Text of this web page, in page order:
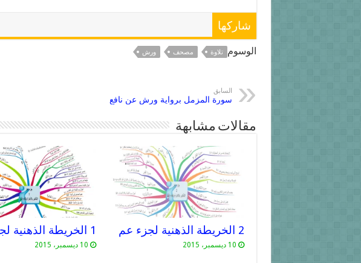
شاركها
الوسوم تلاوة مصحف ورش
السابق
سورة المزمل برواية ورش عن نافع
مقالات مشابهة
2 الخريطة الذهنية لجزء عم
10 ديسمبر، 2015
1 الخريطة الذهنية لجزء عم
10 ديسمبر، 2015